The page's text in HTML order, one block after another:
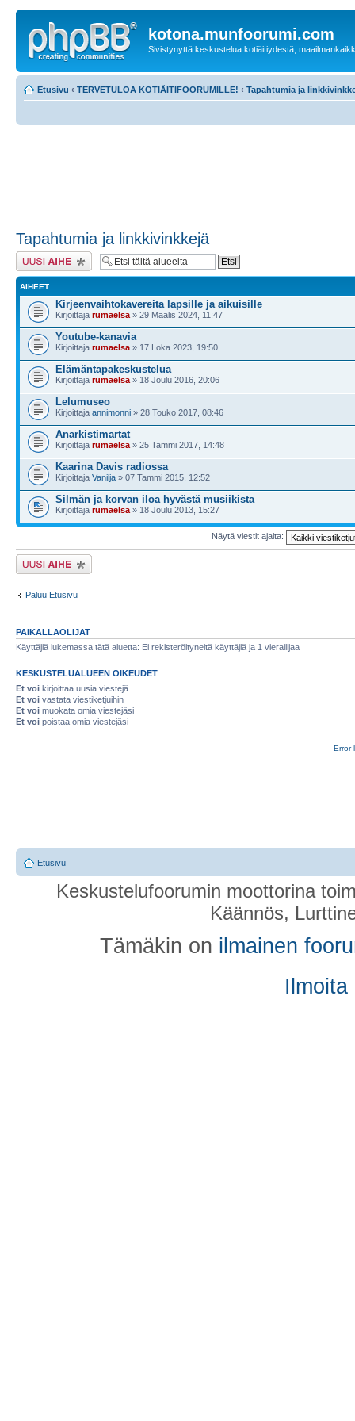
kotona.munfoorumi.com
Sivistynyttä keskustelua kotiäitiydestä,
Etusivu ‹ TERVETULOA KOTIÄITIFOORUMILLE! ‹ Tapahtumia ja
Tapahtumia ja linkkivinkkejä
Lähetä uusi viesti
AIHEET
Kirjeenvaihtokavereita lapsille ja aikuisille
Kirjoittaja rumaelsa » 29 Maalis 2024, 11:47
Youtube-kanavia
Kirjoittaja rumaelsa » 17 Loka 2023, 19:50
Elämäntapakeskustelua
Kirjoittaja rumaelsa » 18 Joulu 2016, 20:06
Lelumuseo
Kirjoittaja annimonni » 28 Touko 2017, 08:46
Anarkistimartat
Kirjoittaja rumaelsa » 25 Tammi 2017, 14:48
Kaarina Davis radiossa
Kirjoittaja Vanilja » 07 Tammi 2015, 12:52
Silmän ja korvan iloa hyvästä musiikista
Kirjoittaja rumaelsa » 18 Joulu 2013, 15:27
Näytä viestit ajalta:
Lähetä uusi viesti
Paluu Etusivu
PAIKALLAOLIJAT
Käyttäjiä lukemassa tätä aluetta: Ei rekisteröityneitä käyttäjiä ja 1 vierailijaa
KESKUSTELUALUEEN OIKEUDET
Et voi kirjoittaa uusia viestejä
Et voi vastata viestiketjuihin
Et voi muokata omia viestejäsi
Et voi poistaa omia viestejäsi
Error
Etusivu
Keskustelufoorumin moottorina
Käännös,
Tämäkin on ilmainen